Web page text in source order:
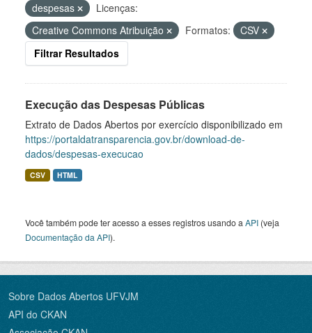
despesas
Licenças:
Creative Commons Atribuição
Formatos:
CSV
Filtrar Resultados
Execução das Despesas Públicas
Extrato de Dados Abertos por exercício disponibilizado em
https://portaldatransparencia.gov.br/download-de-
dados/despesas-execucao
CSV HTML
Você também pode ter acesso a esses registros usando a API (veja
Documentação da API).
Sobre Dados Abertos UFVJM
API do CKAN